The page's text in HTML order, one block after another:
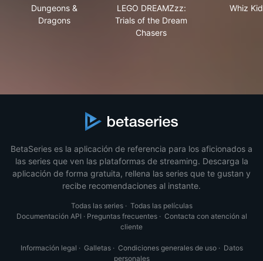
Dungeons &
Dragons
LEGO DREAMZzz:
Trials of the Dream
Chasers
Whiz
BetaSeries es la aplicación de referencia para los aficionados a
las series que ven las plataformas de streaming. Descarga la
aplicación de forma gratuita, rellena las series que te gustan y
recibe recomendaciones al instante.
Todas las series· Todas las películas
Documentación API · Preguntas frecuentes· Contacta con atención al
cliente
Información legal · Galletas· Condiciones generales de uso· Datos
personales